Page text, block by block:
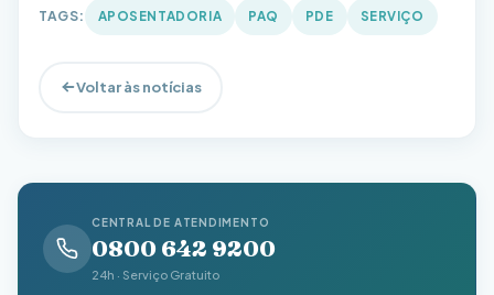
TAGS: APOSENTADORIA PAQ PDE SERVIÇO
Voltar às notícias
CENTRAL DE ATENDIMENTO
0800 642 9200
24h · Serviço Gratuito